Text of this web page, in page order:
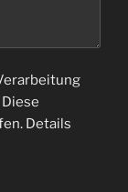
Details